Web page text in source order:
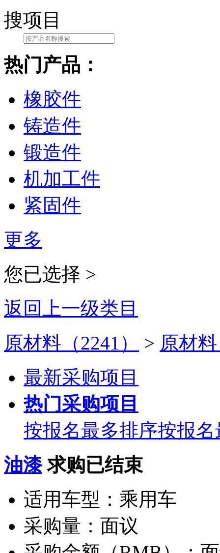
搜项目
热门产品：
橡胶件
铸造件
锻造件
机加工件
紧固件
更多
您已选择 >
返回上一级类目
原材料（2241）
> 原材
最新采购项目
热门采购项目
按报名最多排序按报
油漆 求购已结束
适用车型： 乘用车
采购量： 面议